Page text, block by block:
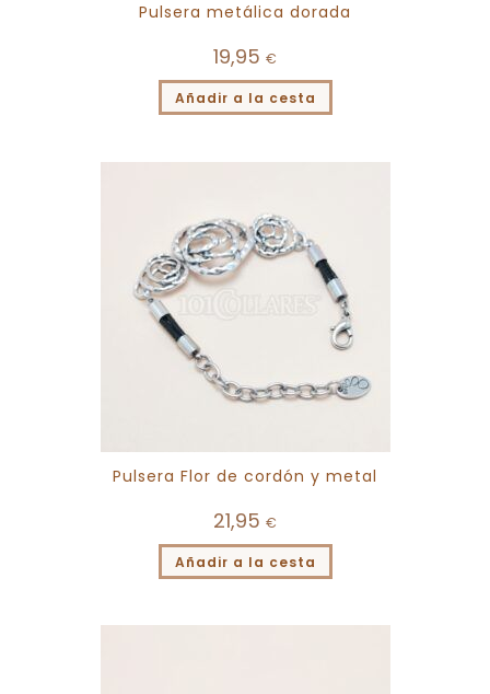
Pulsera metálica dorada
19,95 €
Añadir a la cesta
Pulsera Flor de cordón y metal
21,95 €
Añadir a la cesta